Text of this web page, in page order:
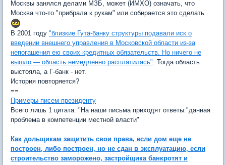
Москвы занялся делами МЗБ, может (ИМХО) означать, что
Москва что-то "прибрала к рукам" или собирается это сделать
В 2001 году "близкие Гута-банку структуры подавали иск о
введении внешнего управления в Московской области из-за
непогашения ею своих кредитных обязательств. Но ничего не
вышло — область немедленно расплатилась" . Тогда область
выстояла, а Г-банк - нет.
История повторяется?
==
Примеры писем президенту
Всего лишь 1 цитата: "На наши письма приходят ответы:"данная
проблема в компетенции местной власти"
Как дольщикам защитить свои права, если дом еще не
построен, либо построен, но не сдан в эксплуатацию, если
строительство заморожено, застройщика банкротят и